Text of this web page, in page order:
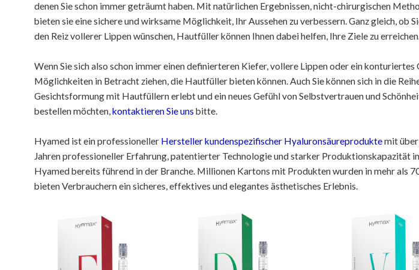
denen Sie schon immer geträumt haben. Mit natürlichen Ergebnissen, nicht-chirurgischen
bieten sie eine sichere und wirksame Möglichkeit, Ihr Aussehen zu verbessern. Ganz gleich, ob
den Reiz vollerer Lippen wünschen, Hautfüller können Ihnen dabei helfen, Ihre Ziele zu
Wenn Sie sich also schon immer einen definierteren Kiefer, vollere Lippen oder ein konturiertes
Möglichkeiten in Betracht ziehen, die Hautfüller bieten können. Auch Sie können sich in die
Gesichtsformung mit Hautfüllern erlebt und ein neues Gefühl von Selbstvertrauen und
bestellen möchten,kontaktieren Sie uns bitte.
Hyamed ist ein professioneller Hersteller kundenspezifischer Hyaluronsäureproduktemit über
Jahren professioneller Erfahrung, patentierter Technologie und starker Produktionskapazität
Hyamed bereits führend in der Branche. Millionen Kartons mit Produkten wurden in mehr als
bieten Verbrauchern ein sicheres, effektives und elegantes ästhetisches Erlebnis.